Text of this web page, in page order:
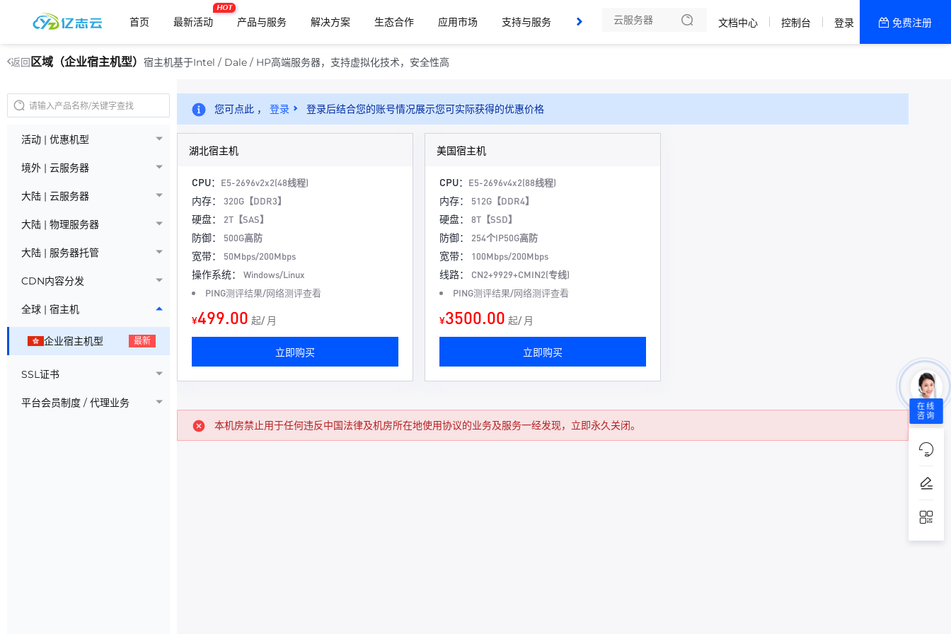
首页 最新活动
HOT
产品与服务 解决方案 生态合作 应用市场 支持与服务
了解我们
文档中心 控制台 登录 免费注册
返回 区域（企业宿主机型） 宿主机基于Intel / Dale / HP高端服务器，支持虚拟化技术，安全性高
活动 | 优惠机型
境外 | 云服务器
大陆 | 云服务器
大陆 | 物理服务器
大陆 | 服务器托管
CDN内容分发
全球 | 宿主机
企业宿主机型 最新
SSL证书
平台会员制度 / 代理业务
您可点此 ， 登录 登录后结合您的账号情况展示您可实际获得的优惠价格
湖北宿主机
CPU： E5-2696v2x2(48线程)
内存： 320G【DDR3】
硬盘： 2T【SAS】
防御： 500G高防
宽带： 50Mbps/200Mbps
操作系统： Windows/Linux
PING测评结果/网络测评查看
¥499.00 起/ 月
立即购买
美国宿主机
CPU： E5-2696v4x2(88线程)
内存： 512G【DDR4】
硬盘： 8T【SSD】
防御： 254个IP50G高防
宽带： 100Mbps/200Mbps
线路： CN2+9929+CMIN2(专线)
PING测评结果/网络测评查看
¥3500.00 起/ 月
立即购买
本机房禁止用于任何违反中国法律及机房所在地使用协议的业务及服务一经发现，立即永久关闭。
在线
咨询